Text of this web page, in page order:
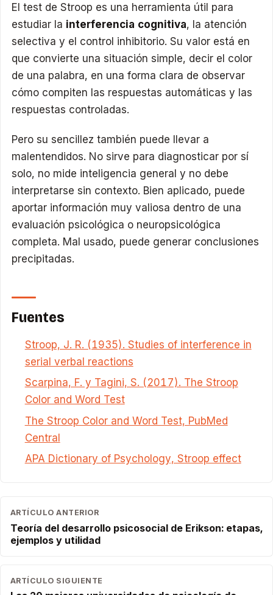
El test de Stroop es una herramienta útil para
estudiar la interferencia cognitiva, la atención
selectiva y el control inhibitorio. Su valor está en
que convierte una situación simple, decir el color
de una palabra, en una forma clara de observar
cómo compiten las respuestas automáticas y las
respuestas controladas.
Pero su sencillez también puede llevar a
malentendidos. No sirve para diagnosticar por sí
solo, no mide inteligencia general y no debe
interpretarse sin contexto. Bien aplicado, puede
aportar información muy valiosa dentro de una
evaluación psicológica o neuropsicológica
completa. Mal usado, puede generar conclusiones
precipitadas.
Fuentes
Stroop, J. R. (1935). Studies of interference in
serial verbal reactions
Scarpina, F. y Tagini, S. (2017). The Stroop
Color and Word Test
The Stroop Color and Word Test, PubMed
Central
APA Dictionary of Psychology, Stroop effect
ARTÍCULO ANTERIOR
Teoría del desarrollo psicosocial de Erikson: etapas,
ejemplos y utilidad
ARTÍCULO SIGUIENTE